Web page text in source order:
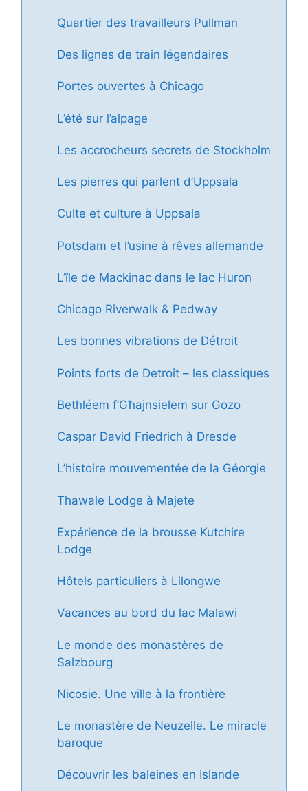
Quartier des travailleurs Pullman
Des lignes de train légendaires
Portes ouvertes à Chicago
L’été sur l’alpage
Les accrocheurs secrets de Stockholm
Les pierres qui parlent d’Uppsala
Culte et culture à Uppsala
Potsdam et l’usine à rêves allemande
L’île de Mackinac dans le lac Huron
Chicago Riverwalk & Pedway
Les bonnes vibrations de Détroit
Points forts de Detroit – les classiques
Bethléem f’Għajnsielem sur Gozo
Caspar David Friedrich à Dresde
L’histoire mouvementée de la Géorgie
Thawale Lodge à Majete
Expérience de la brousse Kutchire
Lodge
Hôtels particuliers à Lilongwe
Vacances au bord du lac Malawi
Le monde des monastères de
Salzbourg
Nicosie. Une ville à la frontière
Le monastère de Neuzelle. Le miracle
baroque
Découvrir les baleines en Islande